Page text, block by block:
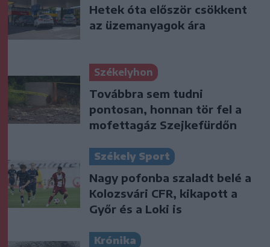
Hetek óta először csökkent
az üzemanyagok ára
Székelyhon
Továbbra sem tudni
pontosan, honnan tör fel a
mofettagáz Szejkefürdőn
Székely Sport
Nagy pofonba szaladt belé a
Kolozsvári CFR, kikapott a
Győr és a Loki is
Krónika